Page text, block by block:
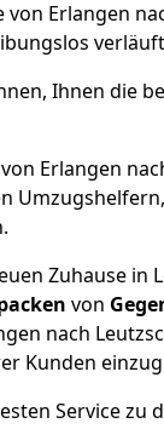
Erlangen
verläuft
Ihnen die
Erlangen
Zuhause in
von
nach
Kunden
Service zu